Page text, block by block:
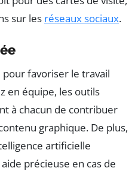
sur les réseaux sociaux.
pour favoriser le travail
en équipe, les outils
à chacun de contribuer
graphique. De plus,
artificielle
précieuse en cas de